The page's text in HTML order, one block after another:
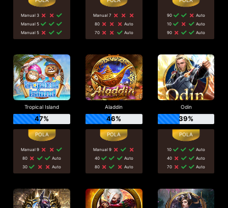
Manual 3
Manual 5
Manual 5
Manual 7
80
Auto
70
Auto
90
Auto
10
Auto
90
Auto
Tropical Island
47%
Manual 9
80
Auto
30
Auto
Aladdin
46%
Manual 9
40
Auto
80
Auto
Odin
39%
10
Auto
40
Auto
70
Auto